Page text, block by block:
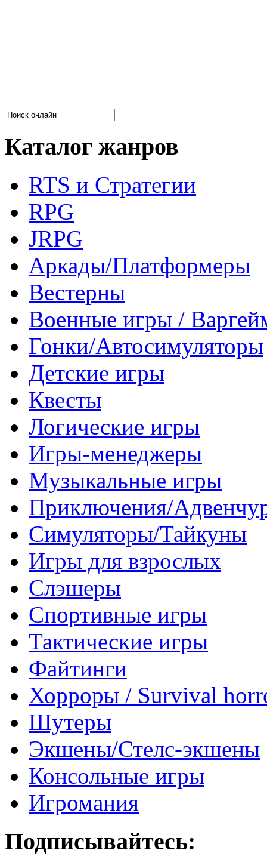
Каталог жанров
RTS и Стратегии
RPG
JRPG
Аркады/Платформеры
Вестерны
Военные игры /
Гонки/Автосимуляторы
Детские игры
Квесты
Логические игры
Игры-менеджеры
Музыкальные игры
Приключения/
Симуляторы/Тайкуны
Игры для взрослых
Слэшеры
Спортивные игры
Тактические игры
Файтинги
Хорроры / Survival
Шутеры
Экшены/Стелс-экшены
Консольные игры
Игромания
Подписывайтесь: